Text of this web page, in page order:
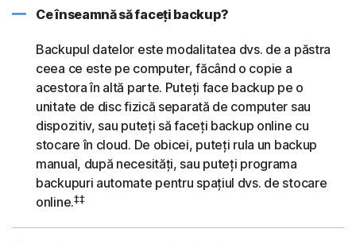
Ce înseamnă să faceți backup?
Backupul datelor este modalitatea dvs. de a păstra
ceea ce este pe computer, făcând o copie a
acestora în altă parte. Puteți face backup pe o
unitate de disc fizică separată de computer sau
dispozitiv, sau puteți să faceți backup online cu
stocare în cloud. De obicei, puteți rula un backup
manual, după necesități, sau puteți programa
backupuri automate pentru spațiul dvs. de stocare
online.‡‡